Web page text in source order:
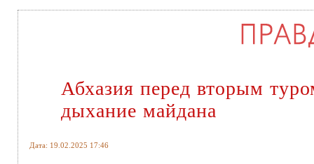
Абхазия перед вторым
дыхание майдана
Дата: 19.02.2025 17:46